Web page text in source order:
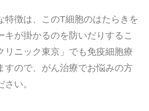
特徴は、このT細胞のはたらきを
キが掛かるのを防いだりするこ
リニック東京」でも免疫細胞療
すので、がん治療でお悩みの方
い。